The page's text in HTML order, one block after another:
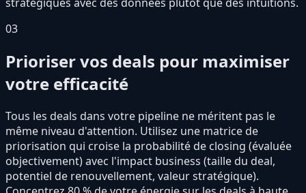
03
Prioriser vos deals pour maximiser
votre efficacité
Tous les deals dans votre pipeline ne méritent pas le
même niveau d'attention. Utilisez une matrice de
priorisation qui croise la probabilité de closing (évaluée
objectivement) avec l'impact business (taille du deal,
potentiel de renouvellement, valeur stratégique).